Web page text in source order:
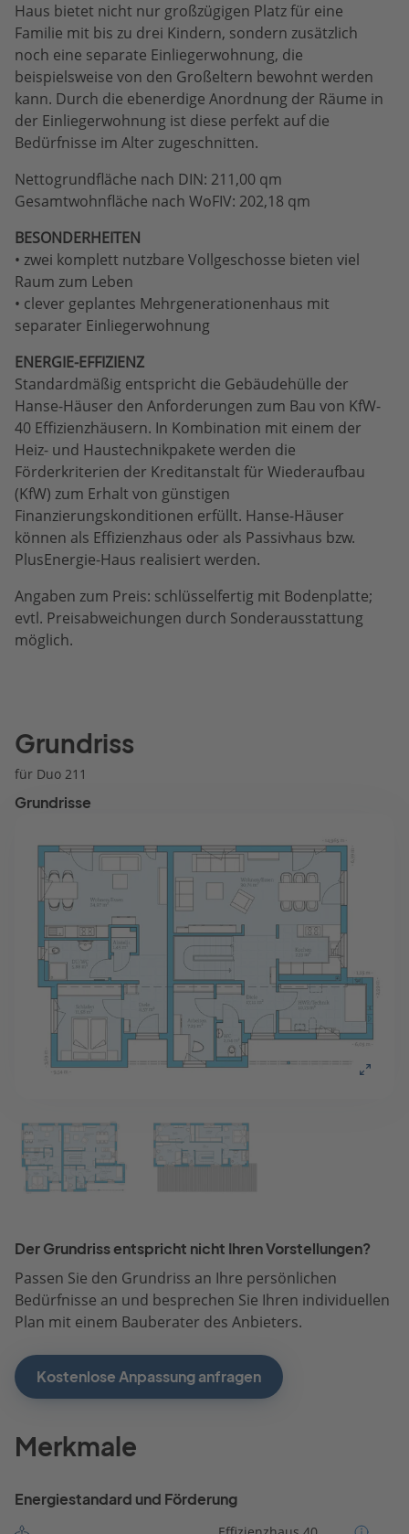
Haus bietet nicht nur großzügigen Platz für eine
Familie mit bis zu drei Kindern, sondern zusätzlich
noch eine separate Einliegerwohnung, die
beispielsweise von den Großeltern bewohnt werden
kann. Durch die ebenerdige Anordnung der Räume in
der Einliegerwohnung ist diese perfekt auf die
Bedürfnisse im Alter zugeschnitten.
Nettogrundfläche nach DIN: 211,00 qm
Gesamtwohnfläche nach WoFIV: 202,18 qm
BESONDERHEITEN
• zwei komplett nutzbare Vollgeschosse bieten viel
Raum zum Leben
• clever geplantes Mehrgenerationenhaus mit
separater Einliegerwohnung
ENERGIE-EFFIZIENZ
Standardmäßig entspricht die Gebäudehülle der
Hanse-Häuser den Anforderungen zum Bau von KfW-
40 Effizienzhäusern. In Kombination mit einem der
Heiz- und Haustechnikpakete werden die
Förderkriterien der Kreditanstalt für Wiederaufbau
(KfW) zum Erhalt von günstigen
Finanzierungskonditionen erfüllt. Hanse-Häuser
können als Effizienzhaus oder als Passivhaus bzw.
PlusEnergie-Haus realisiert werden.
Angaben zum Preis: schlüsselfertig mit Bodenplatte;
evtl. Preisabweichungen durch Sonderausstattung
möglich.
Grundriss
für Duo 211
Grundrisse
Der Grundriss entspricht nicht Ihren Vorstellungen?
Passen Sie den Grundriss an Ihre persönlichen
Bedürfnisse an und besprechen Sie Ihren individuellen
Plan mit einem Bauberater des Anbieters.
Kostenlose Anpassung anfragen
Merkmale
Energiestandard und Förderung